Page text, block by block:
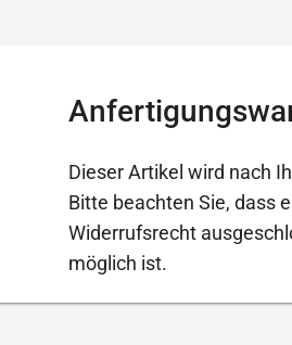
Dieser Artikel wird nach
Bitte beachten Sie, dass
Widerrufsrecht
möglich ist.